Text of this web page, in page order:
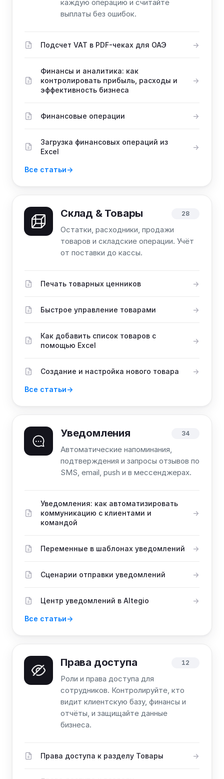
каждую операцию и считайте
выплаты без ошибок.
Подсчет VAT в PDF-чеках для ОАЭ
Финансы и аналитика: как
контролировать прибыль, расходы и
эффективность бизнеса
Финансовые операции
Загрузка финансовых операций из
Excel
Все статьи
Склад & Товары 28
Остатки, расходники, продажи
товаров и складские операции. Учёт
от поставки до кассы.
Печать товарных ценников
Быстрое управление товарами
Как добавить список товаров с
помощью Excel
Создание и настройка нового товара
Все статьи
Уведомления 34
Автоматические напоминания,
подтверждения и запросы отзывов по
SMS, email, push и в мессенджерах.
Уведомления: как автоматизировать
коммуникацию с клиентами и
командой
Переменные в шаблонах уведомлений
Сценарии отправки уведомлений
Центр уведомлений в Altegio
Все статьи
Права доступа 12
Роли и права доступа для
сотрудников. Контролируйте, кто
видит клиентскую базу, финансы и
отчёты, и защищайте данные
бизнеса.
Права доступа к разделу Товары